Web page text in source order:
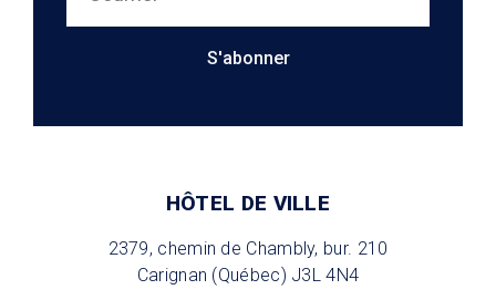
S'abonner
HÔTEL DE VILLE
2379, chemin de Chambly, bur. 210
Carignan (Québec) J3L 4N4